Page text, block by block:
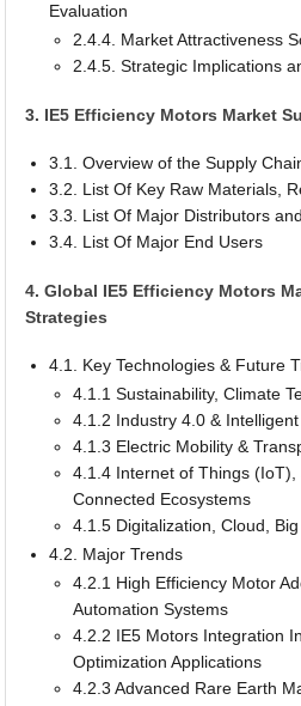
Evaluation
2.4.4. Market Attractiveness
2.4.5. Strategic Implications
3. IE5 Efficiency Motors Market
3.1. Overview of the Supply
3.2. List Of Key Raw Materials,
3.3. List Of Major Distributors
3.4. List Of Major End Users
4. Global IE5 Efficiency Motors
Strategies
4.1. Key Technologies & Future
4.1.1 Sustainability, Climate
4.1.2 Industry 4.0 &
4.1.3 Electric Mobility &
4.1.4 Internet of Things
Connected Ecosystems
4.1.5 Digitalization, Cloud,
4.2. Major Trends
4.2.1 High Efficiency Motor
Automation Systems
4.2.2 IE5 Motors Integration
Optimization Applications
4.2.3 Advanced Rare Earth